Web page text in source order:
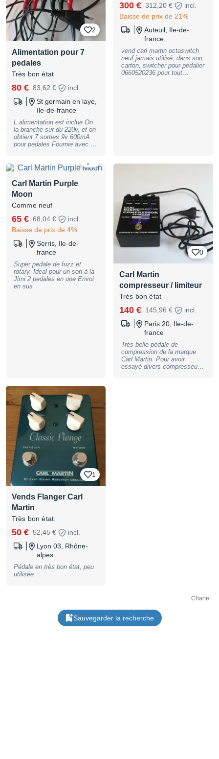
2
Alimentation pour 7
pedales
Très bon état
80 € 83,62 €
incl.
St germain en laye,
Ile-de-france
L alimentation est inclue On
la branche sur du 220v, et on
obtient 7 sorties 9v 600mA
pour pedales Fournie avec 6
300 € 312,20 €
incl.
Baisse de prix de 21%
Auteuil, Ile-de-
france
vend carl martin octaswitch
neuf jamais utilisé, dans son
carton, switcher pour pédalier
0660520236 pour tout
Carl Martin Purple
Moon
Comme neuf
65 € 68,04 €
incl.
Baisse de prix de 4%
Serris, Ile-de-
france
Super pedale de fuzz et
rotary. Ideal pour un son à la
Jimi 2 pedales en une Envoi
en sus
0
Carl Martin
compresseur / limiteur
Très bon état
140 € 145,96 €
incl.
Paris 20, Ile-de-
france
Très belle pédale de
compression de la marque
Carl Martin. Pour avoir
essayé divers compresseurs,
1
Vends Flanger Carl
Martin
Très bon état
50 € 52,45 €
incl.
Lyon 03, Rhône-
alpes
Pédale en très bon état, peu
utilisée
Charte
Sauvegarder la recherche